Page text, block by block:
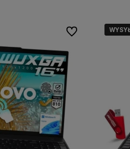
Do ulubionych